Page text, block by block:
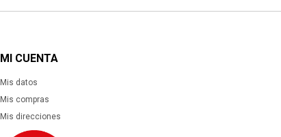
MI CUENTA
Mis datos
Mis compras
Mis direcciones